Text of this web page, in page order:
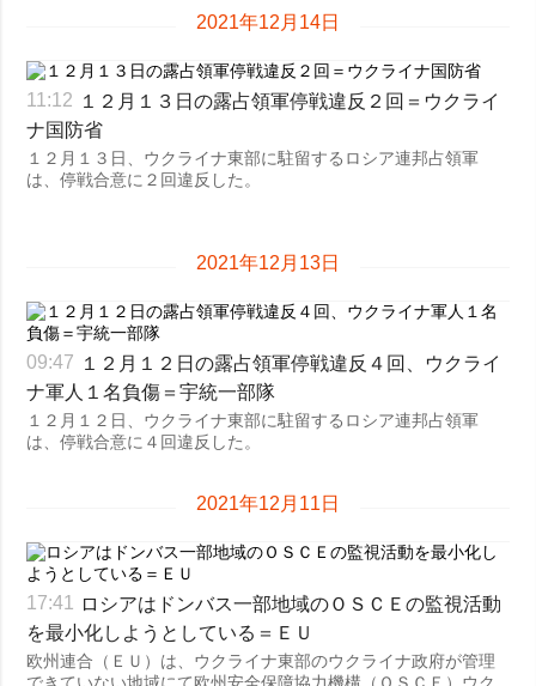
2021年12月14日
11:12 １２月１３日の露占領軍停戦違反２回＝ウクライ
ナ国防省
１２月１３日、ウクライナ東部に駐留するロシア連邦占領軍
は、停戦合意に２回違反した。
2021年12月13日
09:47 １２月１２日の露占領軍停戦違反４回、ウクライ
ナ軍人１名負傷＝宇統一部隊
１２月１２日、ウクライナ東部に駐留するロシア連邦占領軍
は、停戦合意に４回違反した。
2021年12月11日
17:41
ロシアはドンバス一部地域のＯＳＣＥの監視活動
を最小化しようとしている＝ＥＵ
欧州連合（ＥＵ）は、ウクライナ東部のウクライナ政府が管理
できていない地域にて欧州安全保障協力機構（ＯＳＣＥ）ウク